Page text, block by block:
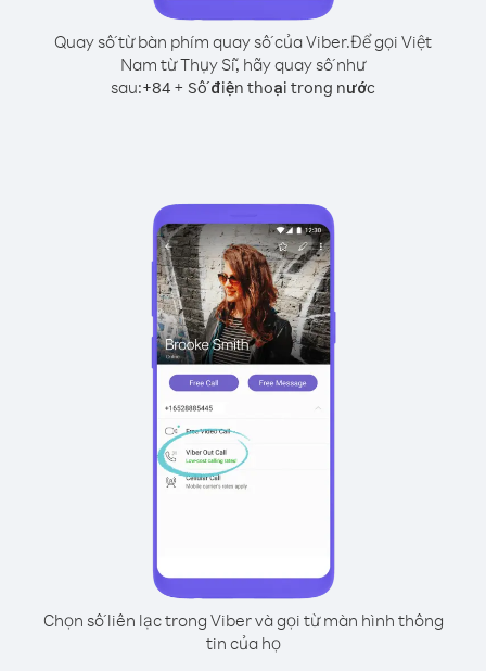
Quay số từ bàn phím quay số của Viber.Để gọi Việt
Nam từ Thụy Sĩ, hãy quay số như
sau:+84 + Số điện thoại trong nước
Chọn số liên lạc trong Viber và gọi từ màn hình thông
tin của họ